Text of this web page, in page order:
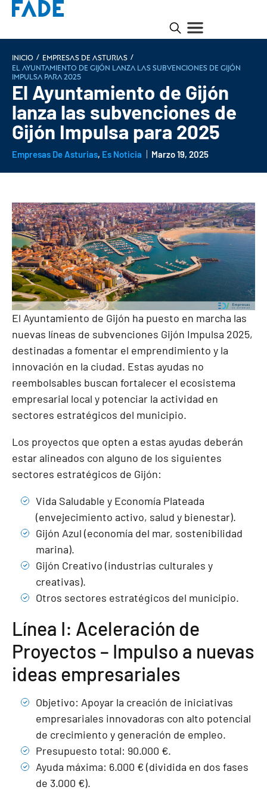
INICIO / Empresas de Asturias /
El Ayuntamiento de Gijón lanza las subvenciones de Gijón
Impulsa para 2025
El Ayuntamiento de Gijón
lanza las subvenciones de
Gijón Impulsa para 2025
Empresas De Asturias, Es Noticia Marzo 19, 2025
El Ayuntamiento de Gijón ha puesto en marcha las
nuevas líneas de subvenciones Gijón Impulsa 2025,
destinadas a fomentar el emprendimiento y la
innovación en la ciudad. Estas ayudas no
reembolsables buscan fortalecer el ecosistema
empresarial local y potenciar la actividad en
sectores estratégicos del municipio.
Los proyectos que opten a estas ayudas deberán
estar alineados con alguno de los siguientes
sectores estratégicos de Gijón:
Vida Saludable y Economía Plateada
(envejecimiento activo, salud y bienestar).
Gijón Azul (economía del mar, sostenibilidad
marina).
Gijón Creativo (industrias culturales y
creativas).
Otros sectores estratégicos del municipio.
Línea I: Aceleración de
Proyectos – Impulso a nuevas
ideas empresariales
Objetivo: Apoyar la creación de iniciativas
empresariales innovadoras con alto potencial
de crecimiento y generación de empleo.
Presupuesto total: 90.000 €.
Ayuda máxima: 6.000 € (dividida en dos fases
de 3.000 €).